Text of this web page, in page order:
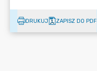
DRUKUJ ZAPISZ DO PDF